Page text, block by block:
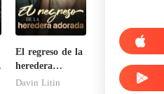
El regreso de la
heredera
adorada
Davin Litin